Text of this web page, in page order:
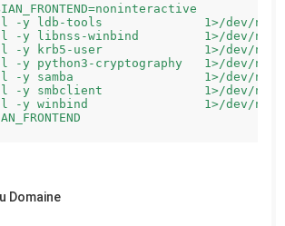
-y ldb-tools              1>/dev/
-y libnss-winbind         1>/dev/
-y krb5-user              1>/dev/
-y python3-cryptography   1>/dev/
-y samba                  1>/dev/
-y smbclient              1>/dev/
-y winbind                1>/dev/
Domaine